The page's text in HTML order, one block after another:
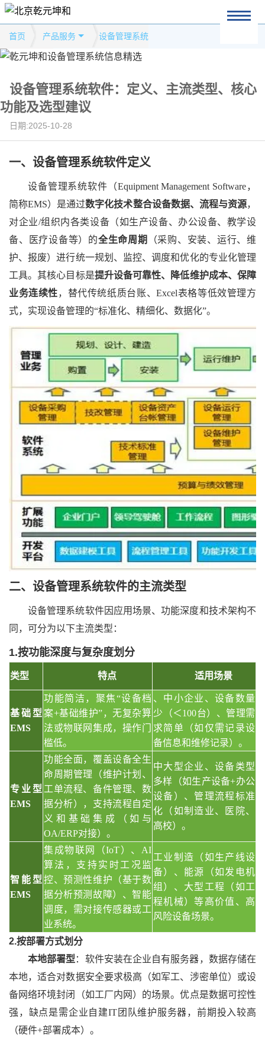
首页 产品服务 设备管理系统
设备管理系统软件：定义、主流类型、核心
功能及选型建议
日期:2025-10-28
一、 设备管理系统软件定义
设备管理系统软件（Equipment Management Software，
简称EMS）是通过数字化技术整合设备数据、流程与资源，
对企业/组织内各类设备（如生产设备、办公设备、教学设
备、医疗设备等）的全生命周期
（采购、安装、运行、维
护、报废）进行统一规划、监控、调度和优化的专业化管理
工具。其核心目标是提升设备可靠性、降低维护成本、保障
业务连续性，替代传统纸质台账、Excel表格等低效管理方
式，实现设备管理的“标准化、精细化、数据化”。
二、 设备管理系统软件的主流类型
设备管理系统软件因应用场景、功能深度和技术架构不
同，可分为以下主流类型：
1.按功能深度与复杂度划分
类型 特点 适用场景
基础型
EMS
功能简洁，聚焦“设备档
案+基础维护”，无复杂算
法或物联网集成，操作门
槛低。
、中小企业、设备数量
少（＜100台）、管理需
求简单（如仅需记录设
备信息和维修记录）。
专业型
EMS
功能全面，覆盖设备全生
命周期管理（维护计划、
工单流程、备件管理、数
据分析），支持流程自定
义和基础集成（如与
OA/ERP对接）。
中大型企业、设备类型
多样（如生产设备+办公
设备）、管理流程标准
化（如制造业、医院、
高校）。
智能型
EMS
集成物联网（IoT）、AI
算法，支持实时工况监
控、预测性维护（基于数
据分析预测故障）、智能
调度，需对接传感器或工
业系统。
工业制造（如生产线设
备）、能源（如发电机
组）、大型工程（如工
程机械）等高价值、高
风险设备场景。
2.按部署方式划分
本地部署型 ：软件安装在企业自有服务器，数据存储在
本地，适合对数据安全要求极高（如军工、涉密单位）或设
备网络环境封闭（如工厂内网）的场景。优点是数据可控性
强，缺点是需企业自建IT团队维护服务器，前期投入较高
（硬件+部署成本）。